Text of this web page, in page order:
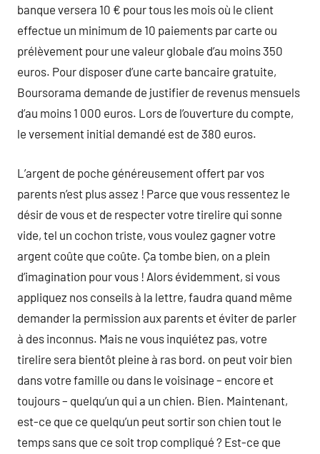
banque versera 10 € pour tous les mois où le client
effectue un minimum de 10 paiements par carte ou
prélèvement pour une valeur globale d’au moins 350
euros. Pour disposer d’une carte bancaire gratuite,
Boursorama demande de justifier de revenus mensuels
d’au moins 1 000 euros. Lors de l’ouverture du compte,
le versement initial demandé est de 380 euros.
L’argent de poche généreusement offert par vos
parents n’est plus assez ! Parce que vous ressentez le
désir de vous et de respecter votre tirelire qui sonne
vide, tel un cochon triste, vous voulez gagner votre
argent coûte que coûte. Ça tombe bien, on a plein
d’imagination pour vous ! Alors évidemment, si vous
appliquez nos conseils à la lettre, faudra quand même
demander la permission aux parents et éviter de parler
à des inconnus. Mais ne vous inquiétez pas, votre
tirelire sera bientôt pleine à ras bord. on peut voir bien
dans votre famille ou dans le voisinage – encore et
toujours – quelqu’un qui a un chien. Bien. Maintenant,
est-ce que ce quelqu’un peut sortir son chien tout le
temps sans que ce soit trop compliqué ? Est-ce que